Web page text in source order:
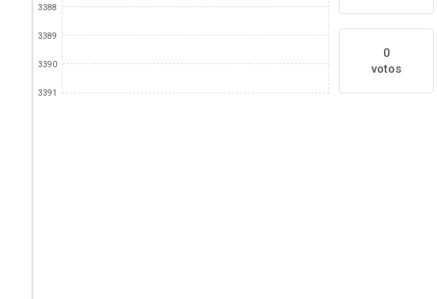
3388
3389
3390
3391
0
votos